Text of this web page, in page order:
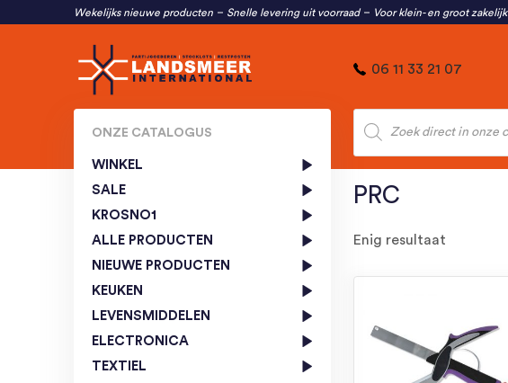
Wekelijks nieuwe producten Snelle levering uit voorraad Voor klein- en groot zakelijk
06 11 33 21 07
Producten
zoeken
ONZE CATALOGUS
WINKEL
SALE
KROSNO1
ALLE PRODUCTEN
NIEUWE PRODUCTEN
KEUKEN
LEVENSMIDDELEN
ELECTRONICA
TEXTIEL
PRC
Enig resultaat